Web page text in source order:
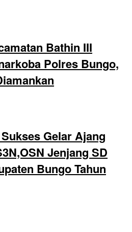
Bathin III
Polres Bungo,
Gelar Ajang
Jenjang SD
Bungo Tahun